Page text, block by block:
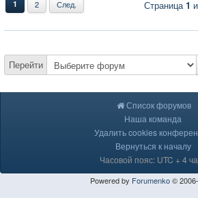
1 2 След. Страница1
Перейти
Список форумов
Наша команда
Удалить cookies
Вернуться к началу
Часовой пояс: UTC + 4
Powered by Forumenko©